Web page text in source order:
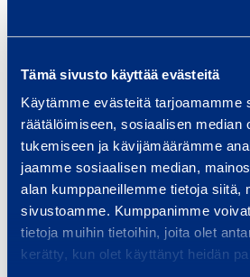
Tämä sivusto käyttää evästeitä
Käytämme evästeitä tarjoamamme
räätälöimiseen, sosiaalisen median
tukemiseen ja kävijämäärämme
jaamme sosiaalisen median,
alan kumppaneillemme tietoja siitä,
sivustoamme. Kumppanimme
tietoja muihin tietoihin, joita olet
kerätty, kun olet käyttänyt heidän
infrastructure
We provide infrastructure
construction equipment
services, whether your
a bridge, tunnel, railway…
Read more